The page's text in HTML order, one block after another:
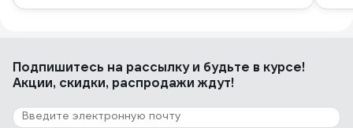
Подпишитесь на рассылкуи будьте в курсе!
Акции, скидки, распродажи ждут!